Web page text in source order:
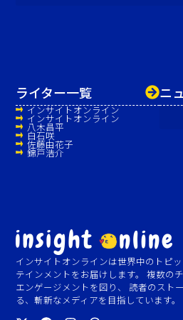
インサイトオンラインは世界中のトピ
テインメントをお届けします。 複数の
エンゲージメントを図り、 読者のスト
る、斬新なメディアを目指しています。
ニ
ライター一覧
インサイトオンライン
インサイトオンライン
八木昌平
白石咲
佐藤由花子
錦戸浩介